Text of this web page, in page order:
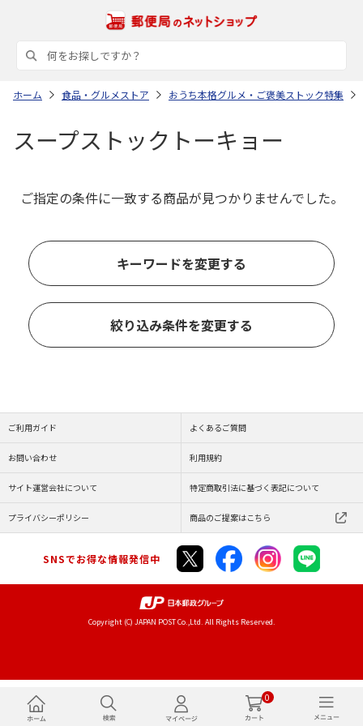
0
ホーム 食品・グルメストア おうち本格グルメ・ご褒美ストック特集
スープストックトーキョー
ご指定の条件に一致する商品が見つかりませんでした。
キーワードを変更する
絞り込み条件を変更する
ご利用ガイド よくあるご質問
お問い合わせ 利用規約
サイト運営会社について 特定商取引法に基づく表記について
プライバシーポリシー 商品のご提案はこちら
SNSでお得な情報発信中
Copyright (C) JAPAN POST Co.,Ltd. All Rights Reserved.